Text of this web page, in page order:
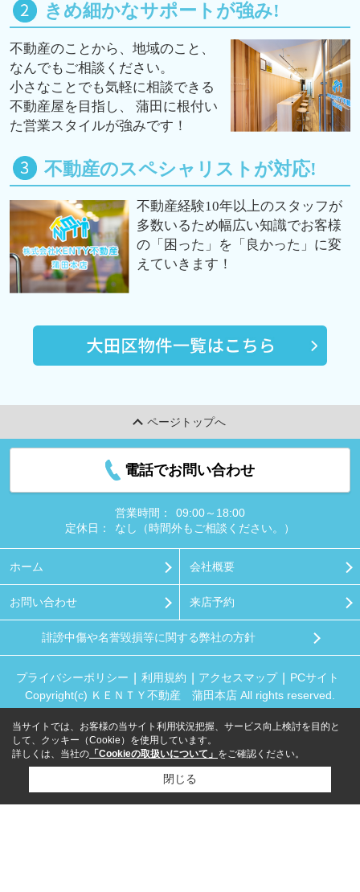
きめ細かなサポートが強み!
不動産のことから、地域のこと、
なんでもご相談ください。
小さなことでも気軽に相談できる
不動産屋を目指し、 蒲田に根付い
た営業スタイルが強みです！
不動産のスペシャリストが対応!
不動産経験10年以上のスタッフが
多数いるため幅広い知識でお客様
の「困った」を「良かった」に変
えていきます！
ページトップへ
電話でお問い合わせ
営業時間：
09:00～18:00
定休日：
なし（時間外もご相談ください。）
ホーム 会社概要
お問い合わせ 来店予約
誹謗中傷や名誉毀損等に関する弊社の方針
プライバシーポリシー 利用規約 アクセスマップ
PCサイト
Copyright(c) ＫＥＮＴＹ不動産 蒲田本店 All rights reserved.
当サイトでは、お客様の当サイト利用状況把握、サービス向上検討を目的と
して、クッキー（Cookie）を使用しています。
詳しくは、当社の 「Cookieの取扱いについて」 をご確認ください。
閉じる